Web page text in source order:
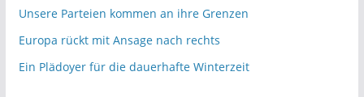
Unsere Parteien kommen an ihre Grenzen
Europa rückt mit Ansage nach rechts
Ein Plädoyer für die dauerhafte Winterzeit